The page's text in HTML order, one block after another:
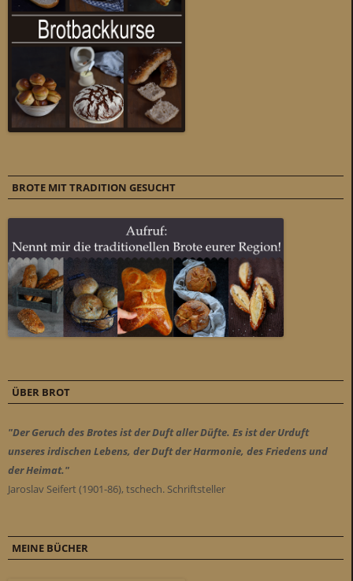
BROTE MIT TRADITION GESUCHT
ÜBER BROT
"Der Geruch des Brotes ist der Duft aller Düfte. Es ist der Urduft
unseres irdischen Lebens, der Duft der Harmonie, des Friedens und
der Heimat."
Jaroslav Seifert (1901-86), tschech. Schriftsteller
MEINE BÜCHER